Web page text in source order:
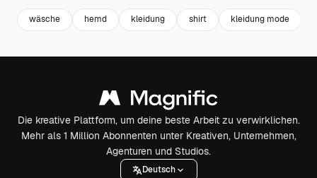
wäsche hemd kleidung shirt kleidung mode
Die kreative Plattform, um deine beste Arbeit zu verwirklichen.
Mehr als 1 Million Abonnenten unter Kreativen, Unternehmen,
Agenturen und Studios.
Deutsch